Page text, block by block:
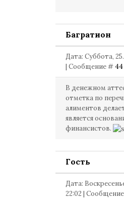
Багратион
Дата: Суббота,
| Сообщение #44
В денежном
отметка по
алиментов
является
финансистов.
Гость
Дата:
22:02 |